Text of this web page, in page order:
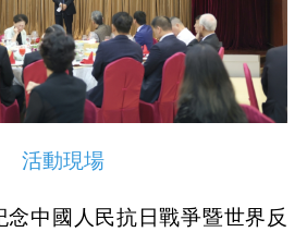
活動現場
念中國人民抗日戰爭暨世界反